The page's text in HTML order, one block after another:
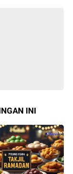
INI